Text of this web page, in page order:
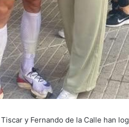
y Fernando de la Calle han